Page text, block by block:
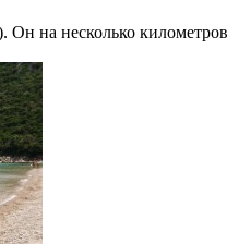
на несколько километров